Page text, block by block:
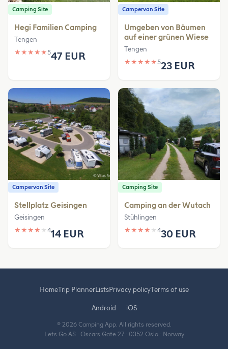
Camping Site
Hegi Familien Camping
Tengen
★ ★ ★ ★ ★547 EUR
Campervan Site
Umgeben von Bäumen
auf einer grünen Wiese
Tengen
★ ★ ★ ★ ★523 EUR
Campervan Site
Stellplatz Geisingen
Geisingen
★ ★ ★ ★ ★ 414 EUR
Camping Site
Camping an der Wutach
Stühlingen
★ ★ ★ ★ ★ 430 EUR
HomeTrip PlannerListsPrivacy policyTerms of use
Android iOS
© 2026 Camping App. All rights reserved.
Lets Go AS · Oscars Gate 27 · 0352 Oslo · Norway